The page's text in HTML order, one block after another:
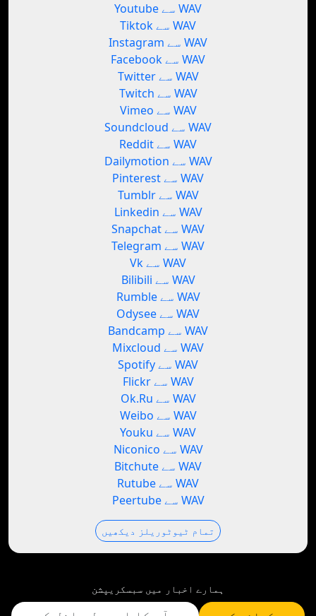
Youtube سے WAV
Tiktok سے WAV
Instagram سے WAV
Facebook سے WAV
Twitter سے WAV
Twitch سے WAV
Vimeo سے WAV
Soundcloud سے WAV
Reddit سے WAV
Dailymotion سے WAV
Pinterest سے WAV
Tumblr سے WAV
Linkedin سے WAV
Snapchat سے WAV
Telegram سے WAV
Vk سے WAV
Bilibili سے WAV
Rumble سے WAV
Odysee سے WAV
Bandcamp سے WAV
Mixcloud سے WAV
Spotify سے WAV
Flickr سے WAV
Ok.Ru سے WAV
Weibo سے WAV
Youku سے WAV
Niconico سے WAV
Bitchute سے WAV
Rutube سے WAV
Peertube سے WAV
تمام ٹیوٹوریلز دیکھیں
ہمارے اخبار میں سبسکریپشن